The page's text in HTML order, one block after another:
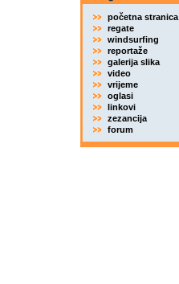
početna stranica
regate
windsurfing
reportaže
galerija slika
video
vrijeme
oglasi
linkovi
zezancija
forum